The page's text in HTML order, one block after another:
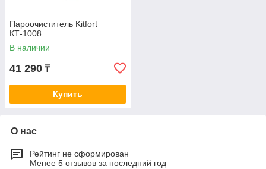
Пароочиститель Kitfort
КТ-1008
В наличии
41 290 ₸
Купить
О нас
Рейтинг не сформирован
Менее 5 отзывов за последний год